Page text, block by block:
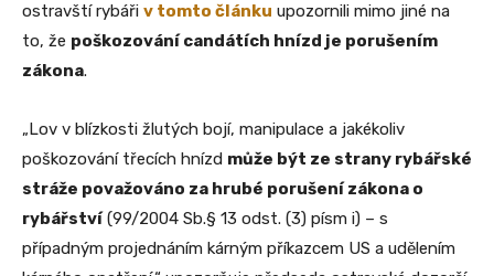
ostravští rybáři v tomto článku upozornili mimo jiné na
to, že poškozování candátích hnízd je porušením
zákona.
„Lov v blízkosti žlutých bojí, manipulace a jakékoliv
poškozování třecích hnízd může být ze strany rybářské
stráže považováno za hrubé porušení zákona o
rybářství (99/2004 Sb.§ 13 odst. (3) písm i) – s
případným projednáním kárným příkazcem US a udělením